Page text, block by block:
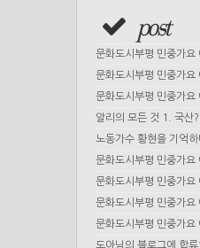
post
문화도시부평 민중가
문화도시부평 민중가
문화도시부평 민중가
알리의 모든 것 1. 국산
노동가수 황현을 기억하
문화도시부평 민중가
문화도시부평 민중가
문화도시부평 민중가
문화도시부평 민중가
도아님의 블로그에 합